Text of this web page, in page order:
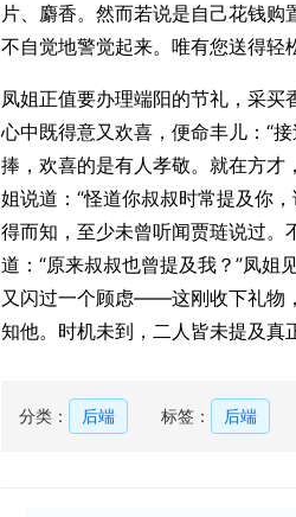
片、麝香。然而若说是自己花钱
不自觉地警觉起来。唯有您送得轻
凤姐正值要办理端阳的节礼，采买
心中既得意又欢喜，便命丰儿：“
捧，欢喜的是有人孝敬。就在方才
姐说道：“怪道你叔叔时常提及你
得而知，至少未曾听闻贾琏说过。
道：“原来叔叔也曾提及我？”凤姐
又闪过一个顾虑——这刚收下礼物
知他。时机未到，二人皆未提及真
分类： 后端 标签： 后端